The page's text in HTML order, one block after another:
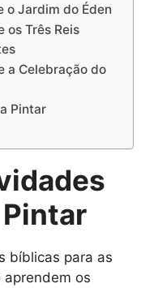
o Jardim do Éden
os Três Reis
a Celebração do
Pintar
bíblicas para as
aprendem os